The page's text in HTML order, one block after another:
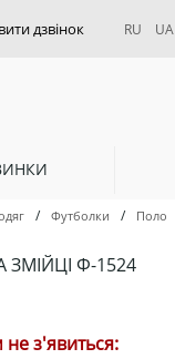
RU UA
/ Футболки / Поло
Ф-1524
з'явиться: